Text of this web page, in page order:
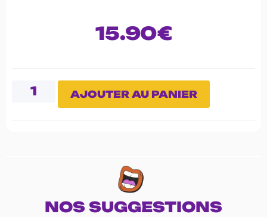
15.90€
AJOUTER AU PANIER
NOS SUGGESTIONS